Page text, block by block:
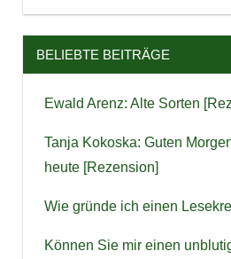
BELIEBTE BEITRÄGE
Ewald Arenz: Alte Sorten
Tanja Kokoska: Guten
heute [Rezension]
Wie gründe ich einen
Können Sie mir einen